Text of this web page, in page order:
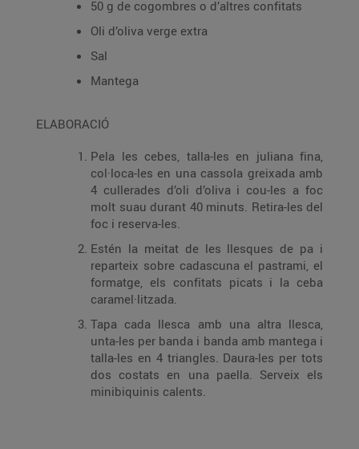
50 g de cogombres o d’altres confitats
Oli d’oliva verge extra
Sal
Mantega
ELABORACIÓ
Pela les cebes, talla-les en juliana fina,
col·loca-les en una cassola greixada amb
4 cullerades d’oli d’oliva i cou-les a foc
molt suau durant 40 minuts. Retira-les del
foc i reserva-les.
Estén la meitat de les llesques de pa i
reparteix sobre cadascuna el pastrami, el
formatge, els confitats picats i la ceba
caramel·litzada.
Tapa cada llesca amb una altra llesca,
unta-les per banda i banda amb mantega i
talla-les en 4 triangles. Daura-les per tots
dos costats en una paella. Serveix els
minibiquinis calents.